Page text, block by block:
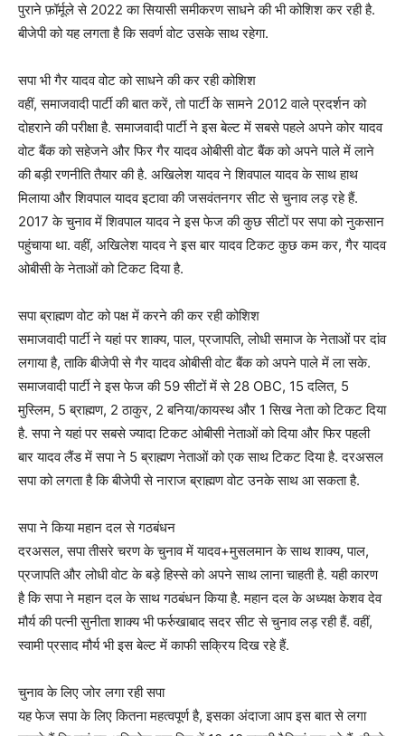
पुराने फ़ॉर्मूले से 2022 का सियासी समीकरण साधने की भी कोशिश कर रही है.
बीजेपी को यह लगता है कि सवर्ण वोट उसके साथ रहेगा.
सपा भी गैर यादव वोट को साधने की कर रही कोशिश
वहीं, समाजवादी पार्टी की बात करें, तो पार्टी के सामने 2012 वाले प्रदर्शन को
दोहराने की परीक्षा है. समाजवादी पार्टी ने इस बेल्ट में सबसे पहले अपने कोर यादव
वोट बैंक को सहेजने और फिर गैर यादव ओबीसी वोट बैंक को अपने पाले में लाने
की बड़ी रणनीति तैयार की है. अखिलेश यादव ने शिवपाल यादव के साथ हाथ
मिलाया और शिवपाल यादव इटावा की जसवंतनगर सीट से चुनाव लड़ रहे हैं.
2017 के चुनाव में शिवपाल यादव ने इस फेज की कुछ सीटों पर सपा को नुकसान
पहुंचाया था. वहीं, अखिलेश यादव ने इस बार यादव टिकट कुछ कम कर, गैर यादव
ओबीसी के नेताओं को टिकट दिया है.
सपा ब्राह्मण वोट को पक्ष में करने की कर रही कोशिश
समाजवादी पार्टी ने यहां पर शाक्य, पाल, प्रजापति, लोधी समाज के नेताओं पर दांव
लगाया है, ताकि बीजेपी से गैर यादव ओबीसी वोट बैंक को अपने पाले में ला सके.
समाजवादी पार्टी ने इस फेज की 59 सीटों में से 28 OBC, 15 दलित, 5
मुस्लिम, 5 ब्राह्मण, 2 ठाकुर, 2 बनिया/कायस्थ और 1 सिख नेता को टिकट दिया
है. सपा ने यहां पर सबसे ज्यादा टिकट ओबीसी नेताओं को दिया और फिर पहली
बार यादव लैंड में सपा ने 5 ब्राह्मण नेताओं को एक साथ टिकट दिया है. दरअसल
सपा को लगता है कि बीजेपी से नाराज ब्राह्मण वोट उनके साथ आ सकता है.
सपा ने किया महान दल से गठबंधन
दरअसल, सपा तीसरे चरण के चुनाव में यादव+मुसलमान के साथ शाक्य, पाल,
प्रजापति और लोधी वोट के बड़े हिस्से को अपने साथ लाना चाहती है. यही कारण
है कि सपा ने महान दल के साथ गठबंधन किया है. महान दल के अध्यक्ष केशव देव
मौर्य की पत्नी सुनीता शाक्य भी फर्रुखाबाद सदर सीट से चुनाव लड़ रही हैं. वहीं,
स्वामी प्रसाद मौर्य भी इस बेल्ट में काफी सक्रिय दिख रहे हैं.
चुनाव के लिए जोर लगा रही सपा
यह फेज सपा के लिए कितना महत्वपूर्ण है, इसका अंदाजा आप इस बात से लगा